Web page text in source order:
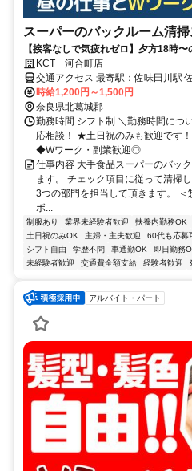
スーパーのバックルーム清
【接客なしで気疲れゼロ】夕方18時
OK/副業・WワークOK！ 週2～の短時
KCT 河合町店
交通アクセス 最寄駅：佐味田川駅 佐味田川駅～徒歩6分＊車通勤OK
＊バイク通勤OK
時給1,200円～1,500円
奈良県北葛城郡
勤務時間 シフト制 ＼勤務時間につ
応相談！ ★土日祝のみも歓迎です
◆Wワーク・副業歓迎◎
仕事内容 大手食品スーパーのバッ
ます。 チェック項目に従って清掃
3つの部門を担当して頂きます。
ボ...
制服あり 業界未経験者歓迎 扶養内勤務OK
土日祝のみOK
主婦・主夫歓迎 60代も応募
シフト自由
学歴不問 車通勤OK 即日勤務
未経験者歓迎
交通費全額支給 経験者歓迎
アルバイト・パート